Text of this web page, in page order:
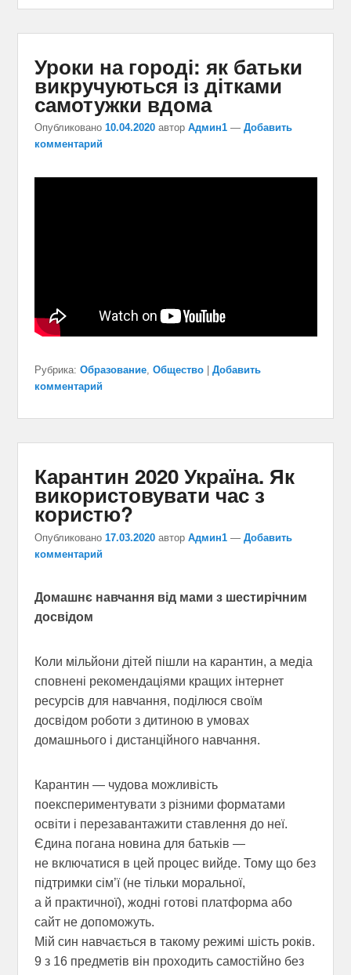
Уроки на городі: як батьки
викручуються із дітками
самотужки вдома
Опубликовано 10.04.2020 автор Админ1 — Добавить
комментарий
Рубрика: Образование, Общество
Добавить
комментарий
Карантин 2020 Україна. Як
використовувати час з
користю?
Опубликовано 17.03.2020 автор Админ1 — Добавить
комментарий
Домашнє навчання від мами з шестирічним
досвідом
Коли мільйони дітей пішли на карантин, а медіа
сповнені рекомендаціями кращих інтернет
ресурсів для навчання, поділюся своїм
досвідом роботи з дитиною в умовах
домашнього і дистанційного навчання.
Карантин — чудова можливість
поекспериментувати з різними форматами
освіти і перезавантажити ставлення до неї.
Єдина погана новина для батьків —
не включатися в цей процес вийде. Тому що без
підтримки сім’ї (не тільки моральної,
а й практичної), жодні готові платформа або
сайт не допоможуть.
Мій син навчається в такому режимі шість років.
9 з 16 предметів він проходить самостійно без